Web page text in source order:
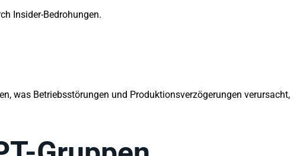
Insider-Bedrohungen.
was Betriebsstörungen und Produktionsverzögerungen verursacht,